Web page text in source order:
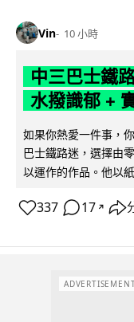
Vin 10 小時
中三巴士鐵
水撥識郁 +
如果你熱愛一件事，
巴士鐵路迷，選擇由
以運作的作品。他以
337 17 ↗